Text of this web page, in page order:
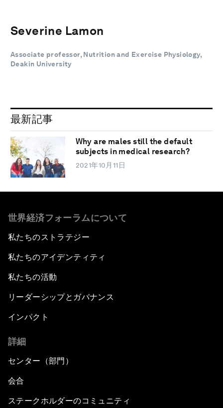
Severine Lamon
Associate professor, Nutrition and Exercise Physiology,
Deakin University
最新記事
Why are males still the default
subjects in medical research?
2021年10月11日
世界経済フォーラムについて
私たちのストラテジー
私たちのアイデンティティ
私たちの活動
リーダーシップとガバナンス
インパクト
詳細
センター（部門）
会合
ステークホルダーのコミュニティ